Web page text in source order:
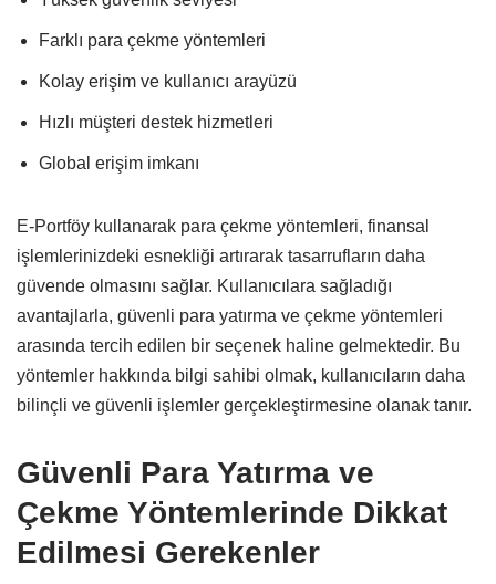
Farklı para çekme yöntemleri
Kolay erişim ve kullanıcı arayüzü
Hızlı müşteri destek hizmetleri
Global erişim imkanı
E-Portföy kullanarak para çekme yöntemleri, finansal
işlemlerinizdeki esnekliği artırarak tasarrufların daha
güvende olmasını sağlar. Kullanıcılara sağladığı
avantajlarla, güvenli para yatırma ve çekme yöntemleri
arasında tercih edilen bir seçenek haline gelmektedir. Bu
yöntemler hakkında bilgi sahibi olmak, kullanıcıların daha
bilinçli ve güvenli işlemler gerçekleştirmesine olanak tanır.
Güvenli Para Yatırma ve
Çekme Yöntemlerinde Dikkat
Edilmesi Gerekenler